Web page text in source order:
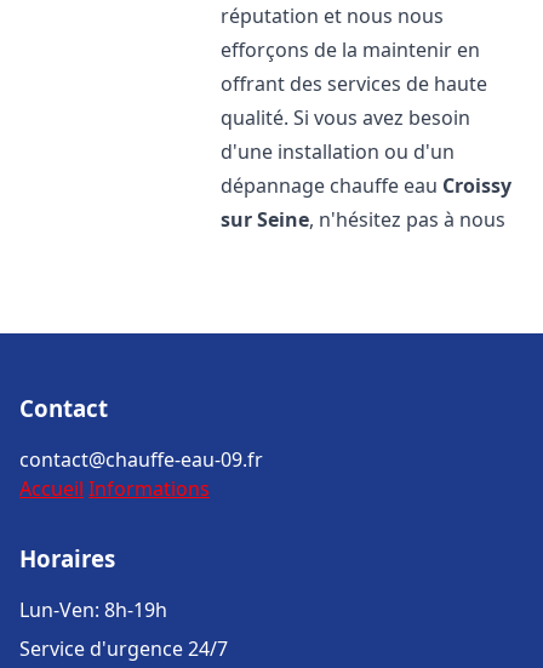
réputation et nous nous
efforçons de la maintenir en
offrant des services de haute
qualité. Si vous avez besoin
d'une installation ou d'un
dépannage chauffe eau Croissy
sur Seine, n'hésitez pas à nous
Contact
contact@chauffe-eau-09.fr
Accueil Informations
Horaires
Lun-Ven: 8h-19h
Service d'urgence 24/7